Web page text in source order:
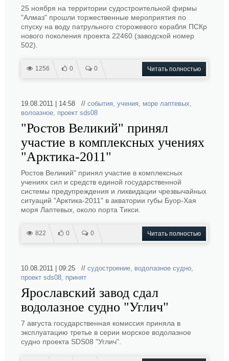
25 ноября на территории судостроительной фирмы
"Алмаз" прошли торжественные мероприятия по
спуску на воду патрульного сторожевого корабля ПСКр
нового поколения проекта 22460 (заводской номер
502).
1256 0 0 Читать полностью
19.08.2011 | 14:58 // события, учения, море лаптевых,
волоазное, проект sds08
"Ростов Великий" принял
участие в комплексных учениях
"Арктика-2011"
Ростов Великий" принял участие в комплексных
учениях сил и средств единой государственной
системы предупреждения и ликвидации чрезвычайных
ситуаций "Арктика-2011" в акватории губы Буор-Хая
моря Лаптевых, около порта Тикси.
822 0 0 Читать полностью
10.08.2011 | 09:25 // судостроение, водолазное судно,
проект sds08, принят
Ярославский завод сдал
водолазное судно "Углич"
7 августа государственная комиссия приняла в
эксплуатацию третье в серии морское водолазное
судно проекта SDS08 "Углич".